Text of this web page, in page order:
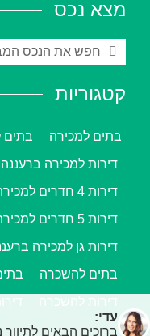
מצא נכס
קטגוריות
בתים למכירה בתים
דירות למכירה ברעננה
דירות 4 חדרים למכירה ברעננה
דירות 5 חדרים למכירה ברעננה
דירות גן למכירה
בתים להשכרה
דירות להשכרה
עדי:
ברוכים הבאים לתיווך